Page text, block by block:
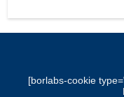
[borlabs-cookie